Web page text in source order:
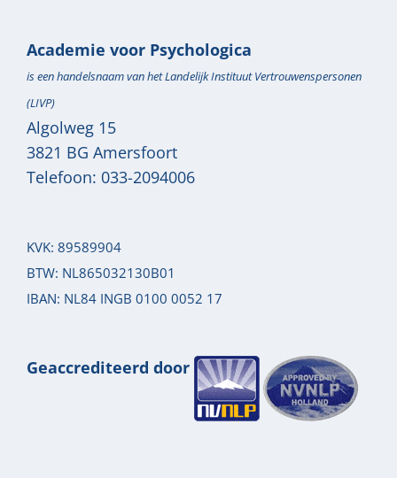
Academie voor Psychologica
is een handelsnaam van het Landelijk Instituut Vertrouwenspersonen
(LIVP)
Algolweg 15
3821 BG Amersfoort
Telefoon: 033-2094006
KVK: 89589904
BTW: NL865032130B01
IBAN: NL84 INGB 0100 0052 17
Geaccrediteerd door